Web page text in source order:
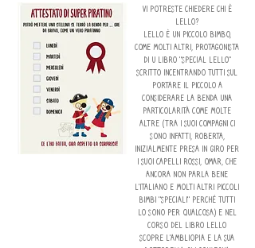
vi potreste chiedere chi è
lello?
lello è un piccolo bimbo,
come molti altri, protagonista
di u libro "special lello"
scritto incentrando tutti sul
portare il piccolo a
considerare la benda una
particolarità come molte
altre (tra i suoi compagni ci
sono infatti, Roberta,
inizialmente presa in giro per
i suoi capelli rossi, omar, che
ancora non parla bene
l'italiano e molti altri piccoli
bimbi "speciali" perché tutti
lo sono per qualcosa) e nel
corso del libro lello
scopre l'ambliopia e la sua